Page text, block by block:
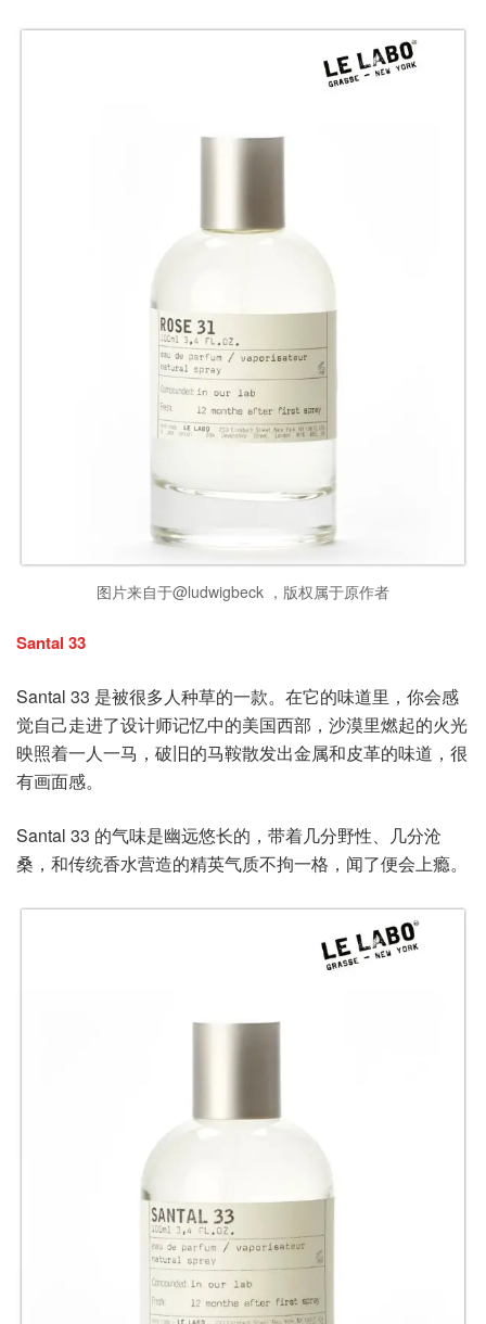
图片来自于@ludwigbeck ，版权属于原作者
Santal 33
Santal 33 是被很多人种草的一款。在它的味道里，你会感
觉自己走进了设计师记忆中的美国西部，沙漠里燃起的火光
映照着一人一马，破旧的马鞍散发出金属和皮革的味道，很
有画面感。
Santal 33 的气味是幽远悠长的，带着几分野性、几分沧
桑，和传统香水营造的精英气质不拘一格，闻了便会上瘾。